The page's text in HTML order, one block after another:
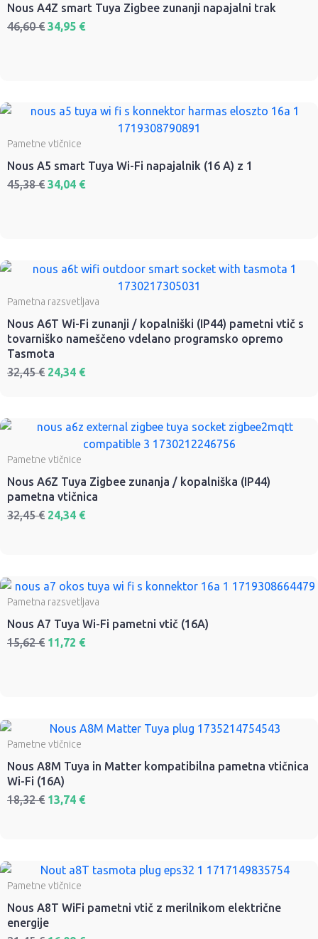
Nous A4Z smart Tuya Zigbee zunanji napajalni trak
46,60€ 34,95 €
Pametne vtičnice
Nous A5 smart Tuya Wi-Fi napajalnik (16 A) z 1
45,38€ 34,04 €
Pametna razsvetljava
Nous A6T Wi-Fi zunanji / kopalniški (IP44) pametni vtič s
tovarniško nameščeno vdelano programsko opremo
Tasmota
32,45€ 24,34 €
Pametne vtičnice
Nous A6Z Tuya Zigbee zunanja / kopalniška (IP44)
pametna vtičnica
32,45€ 24,34 €
Pametna razsvetljava
Nous A7 Tuya Wi-Fi pametni vtič (16A)
15,62€ 11,72 €
Pametne vtičnice
Nous A8M Tuya in Matter kompatibilna pametna vtičnica
Wi-Fi (16A)
18,32€ 13,74 €
Pametne vtičnice
Nous A8T WiFi pametni vtič z merilnikom električne
energije